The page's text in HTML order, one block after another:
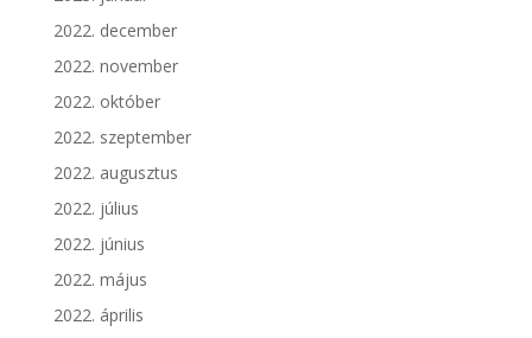
2022. december
2022. november
2022. október
2022. szeptember
2022. augusztus
2022. július
2022. június
2022. május
2022. április